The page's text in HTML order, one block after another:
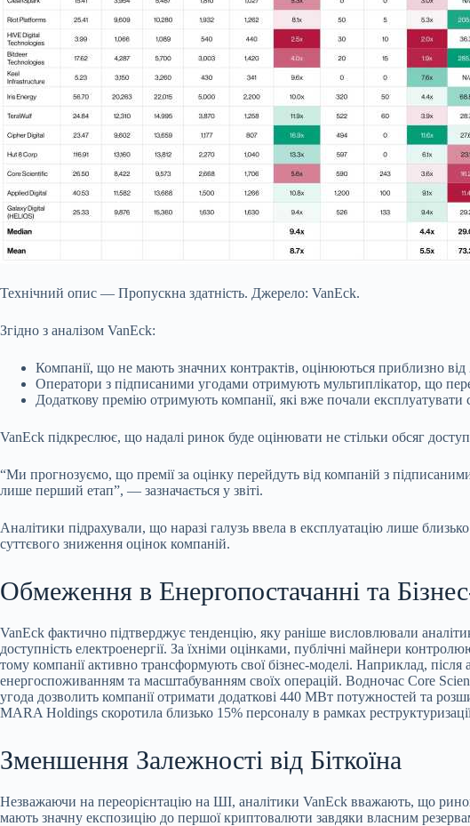
Технічний опис — Пропускна здатність. Джерело: VanEck.
Згідно з аналізом VanEck:
Компанії, що не мають значних контрактів, оцінюються приблизно від
Оператори з підписаними угодами отримують мультиплікатор, що
Додаткову премію отримують компанії, які вже почали експлуатувати
VanEck підкреслює, що надалі ринок буде оцінювати не стільки обсяг
“Ми прогнозуємо, що премії за оцінку перейдуть від компаній з
лише перший етап”, — зазначається у звіті.
Аналітики підрахували, що наразі галузь ввела в експлуатацію лише
суттєвого зниження оцінок компаній.
Обмеження в Енергопостачанні та
VanEck фактично підтверджує тенденцію, яку раніше висловлювали
доступність електроенергії. За їхніми оцінками, публічні майнери
тому компанії активно трансформують свої бізнес-моделі. Наприклад,
енергоспоживанням та масштабуванням своїх операцій. Водночас Core
угода дозволить компанії отримати додаткові 440 МВт потужностей та
MARA Holdings скоротила близько 15% персоналу в рамках
Зменшення Залежності від Біткоїна
Незважаючи на переорієнтацію на ШІ, аналітики VanEck вважають, що
мають значну експозицію до першої криптовалюти завдяки власним